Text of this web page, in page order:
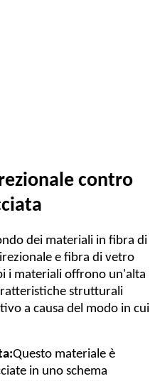
contro
dei materiali in fibra di
e fibra di vetro
i materiali offrono un'alta
strutturali
a causa del modo in cui
Questo materiale è
in uno schema